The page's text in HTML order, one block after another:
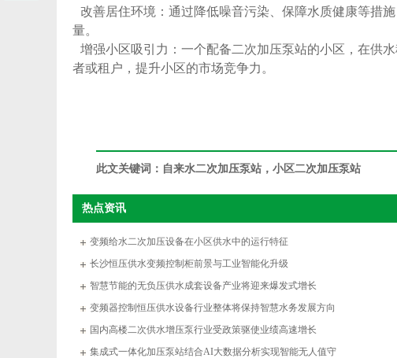
改善居住环境：通过降低噪音污染、保障水质健康等措
量。
增强小区吸引力：一个配备二次加压泵站的小区，在供
者或租户，提升小区的市场竞争力。
此文关键词： 自来水二次加压泵站，小区二次加压泵站
热点资讯
变频给水二次加压设备在小区供水中的运行特征
长沙恒压供水变频控制柜前景与工业智能化升级
智慧节能的无负压供水成套设备产业将迎来爆发式增长
变频器控制恒压供水设备行业整体将保持智慧水务发展方向
国内高楼二次供水增压泵行业受政策驱使业绩高速增长
集成式一体化加压泵站结合AI大数据分析实现智能无人值守